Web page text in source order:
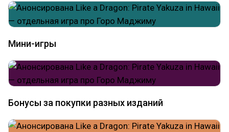
Мини-игры
Бонусы за покупки разных изданий